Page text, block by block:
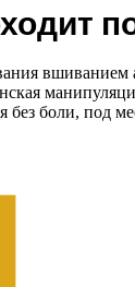
без боли, под